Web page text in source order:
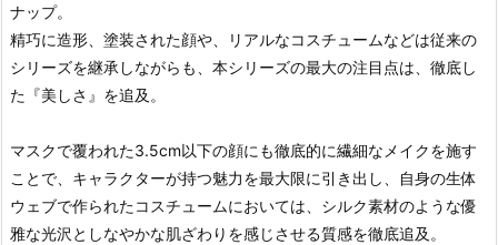
ナップ。
精巧に造形、塗装された顔や、リアルなコスチュームなどは従来の
シリーズを継承しながらも、本シリーズの最大の注目点は、徹底し
た『美しさ』を追及。
マスクで覆われた3.5cm以下の顔にも徹底的に繊細なメイクを施す
ことで、キャラクターが持つ魅力を最大限に引き出し、自身の生体
ウェブで作られたコスチュームにおいては、シルク素材のような優
雅な光沢としなやかな肌ざわりを感じさせる質感を徹底追及。